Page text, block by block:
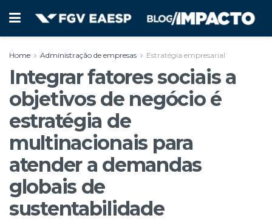
Home Administração de empresas Estratégia empresarial
Integrar fatores sociais a
objetivos de negócio é
estratégia de
multinacionais para
atender a demandas
globais de
sustentabilidade